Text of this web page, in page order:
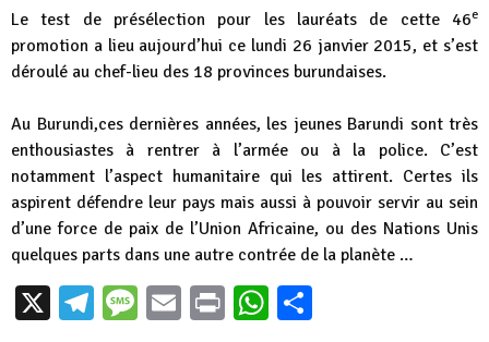
Le test de présélection pour les lauréats de cette 46e
promotion a lieu aujourd’hui ce lundi 26 janvier 2015, et s’est
déroulé au chef-lieu des 18 provinces burundaises.
Au Burundi,ces dernières années, les jeunes Barundi sont très
enthousiastes à rentrer à l’armée ou à la police. C’est
notamment l’aspect humanitaire qui les attirent. Certes ils
aspirent défendre leur pays mais aussi à pouvoir servir au sein
d’une force de paix de l’Union Africaine, ou des Nations Unis
quelques parts dans une autre contrée de la planète …
X Telegram
Message
EmailPrintWhatsApp